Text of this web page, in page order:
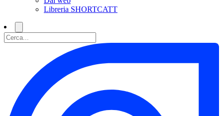
Libreria SHORTCATT